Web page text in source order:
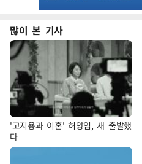
많이 본 기사
'고지용과 이혼' 허양임, 새 출발했
다